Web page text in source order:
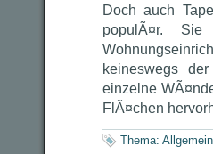
Doch auch
populÃ¤r.
keineswegs
einzelne
FlÃ¤chen
Thema: Allgemein